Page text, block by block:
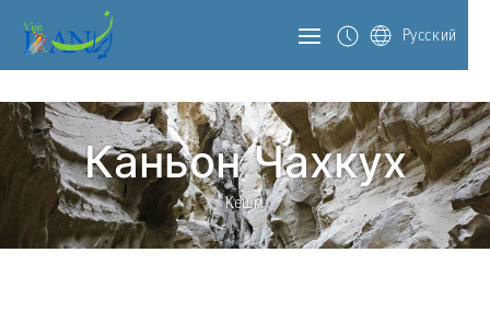
Русский
Каньон Чаxкух
Кешм